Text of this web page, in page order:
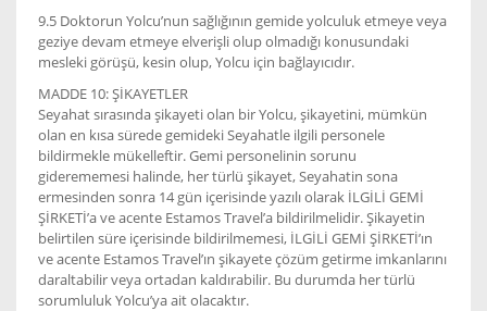
9.5 Doktorun Yolcu’nun sağlığının gemide yolculuk etmeye veya
geziye devam etmeye elverişli olup olmadığı konusundaki
mesleki görüşü, kesin olup, Yolcu için bağlayıcıdır.
MADDE 10: ŞİKAYETLER
Seyahat sırasında şikayeti olan bir Yolcu, şikayetini, mümkün
olan en kısa sürede gemideki Seyahatle ilgili personele
bildirmekle mükelleftir. Gemi personelinin sorunu
giderememesi halinde, her türlü şikayet, Seyahatin sona
ermesinden sonra 14 gün içerisinde yazılı olarak İLGİLİ GEMİ
ŞİRKETİ’a ve acente Estamos Travel’a bildirilmelidir. Şikayetin
belirtilen süre içerisinde bildirilmemesi, İLGİLİ GEMİ ŞİRKETİ’ın
ve acente Estamos Travel’ın şikayete çözüm getirme imkanlarını
daraltabilir veya ortadan kaldırabilir. Bu durumda her türlü
sorumluluk Yolcu’ya ait olacaktır.